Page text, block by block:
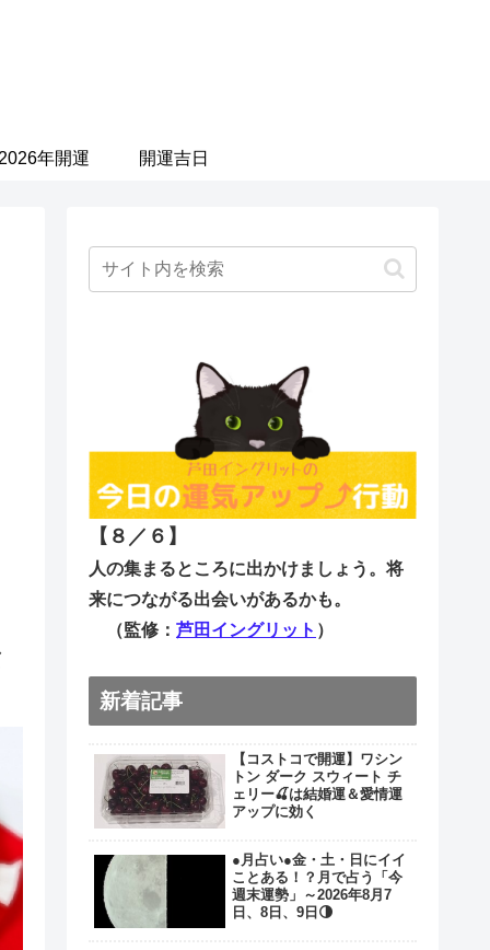
2026年開運 開運吉日
【８／６ 】
人の集まるところに出かけましょう。将
来につながる出会いがあるかも。
（監修： 芦田イングリット ）
新着記事
【コストコで開運】ワシン
トン ダーク スウィート チ
ェリー🍒は結婚運＆愛情運
アップに効く
●月占い●金・土・日にイイ
ことある！？月で占う「今
週末運勢」～2026年8月7
日、8日、9日🌗